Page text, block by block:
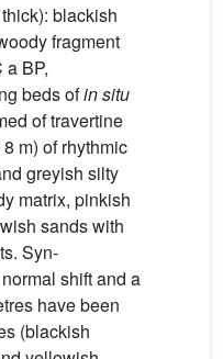
blackish
fragment
a BP,
beds ofin situ
of travertine
m) of rhythmic
greyish silty
matrix, pinkish
sands with
Syn-
shift and a
have been
(blackish